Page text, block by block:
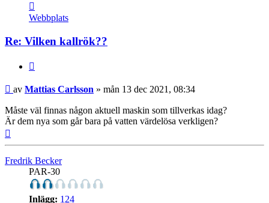
Mattias
Carlsson
Webbplats
Re: Vilken kallrök??
Inlägg
av Mattias Carlsson » mån 13 dec 2021, 08:34
Måste väl finnas någon aktuell maskin som tillverkas idag?
Är dem nya som går bara på vatten värdelösa verkligen?
Fredrik Becker
PAR-30
Inlägg: 124